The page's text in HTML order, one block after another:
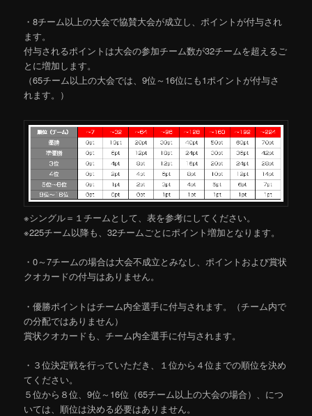
・8チーム以上の大会で協賛大会が成立し、ポイントが付与され
ます。
付与されるポイントは大会の参加チーム数が32チームを超えるご
とに増加します。
（65チーム以上の大会では、9位～16位にも1ポイントが付与さ
れます。）
※シングル＝１チームとして、表を参考にしてください。
※225チーム以降も、32チームごとにポイント増加となります。
・0～7チームの場合は大会不成立とみなし、ポイントおよび賞状
クオカードの付与はありません。
・優勝ポイントはチーム内全選手に付与されます。（チーム内で
の分配ではありません）
賞状クオカードも、チーム内全選手に付与されます。
・３位決定戦を行っていただき、１位から４位までの順位を決め
てください。
５位から８位、9位～16位（65チーム以上の大会の場合）、につ
いては、順位は決める必要はありません。